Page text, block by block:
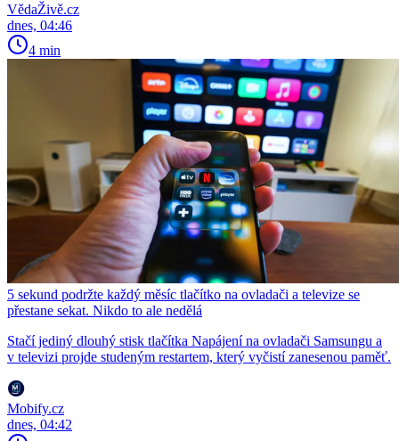
VědaŽivě.cz
dnes, 04:46
4 min
5 sekund podržte každý měsíc tlačítko na ovladači a televize se
přestane sekat. Nikdo to ale nedělá
Stačí jediný dlouhý stisk tlačítka Napájení na ovladači Samsungu a
v televizi projde studeným restartem, který vyčistí zanesenou paměť.
Mobify.cz
dnes, 04:42